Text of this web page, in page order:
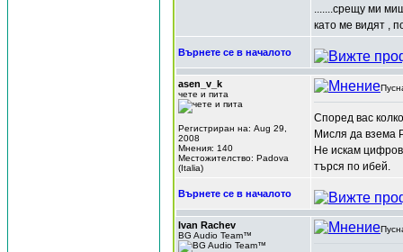
.......срещу ми
като ме видят ,
Върнете се в началото
asen_v_k
чете и пита
Регистриран на: Aug 29,
2008
Мнения: 140
Местожителство: Padova
(Italia)
Според вас
Мисля да взема
Не искам
търся по ибей.
Върнете се в началото
Ivan Rachev
BG Audio Team™